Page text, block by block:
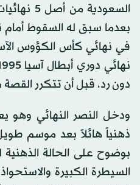
دون رد، قبل أن تتكرر القصة
ودخل النصر النهائي وهو
ذهنياً هائلاً بعد موسم
بوضوح على الحالة
السيطرة الكبيرة